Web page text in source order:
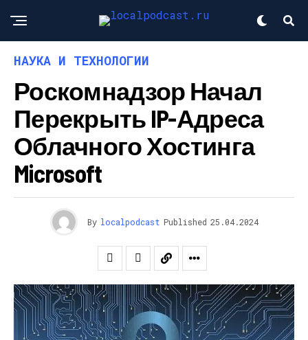
НАУКА И ТЕХНОЛОГИИ
Роскомнадзор Начал
Перекрыть IP-Адреса
Облачного Хостинга
Microsoft
By localpodcast Published 25.04.2024